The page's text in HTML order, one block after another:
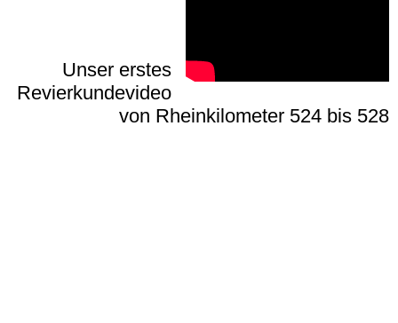
Unser erstes
Revierkundevideo
von Rheinkilometer 524 bis 528